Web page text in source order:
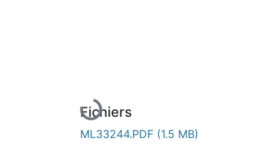
En cours de chargement...
Fichiers
ML33244.PDF (1.5 MB)